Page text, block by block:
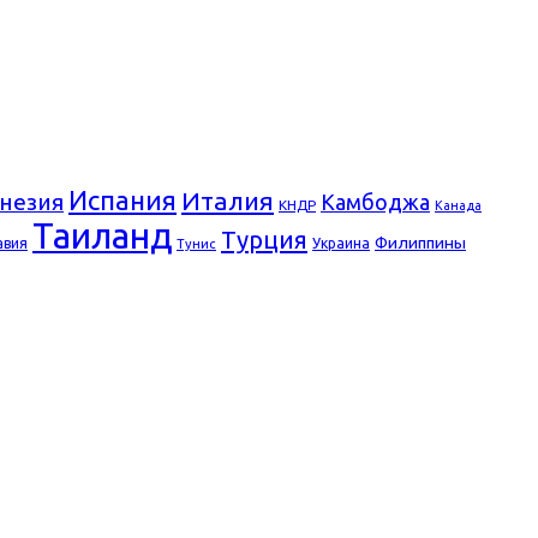
Испания Италия КНДР Камбоджа Канада
Таиланд Тунис Турция Украина Филиппины